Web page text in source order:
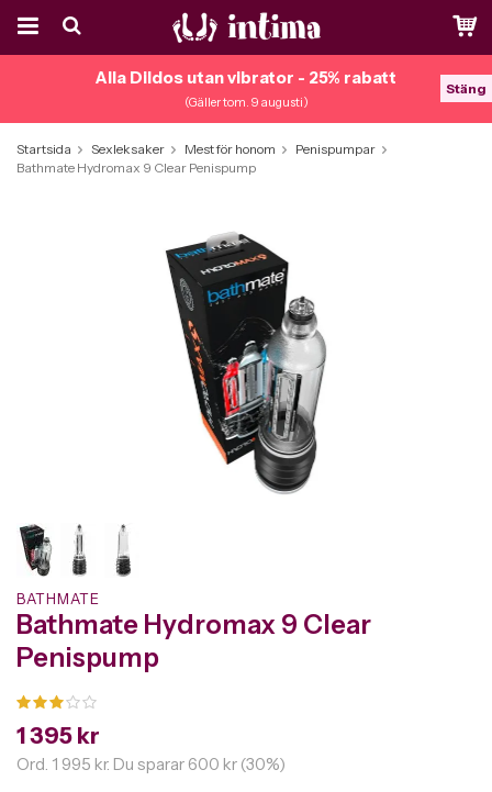
Alla Dildos utan vibrator - 25% rabatt
(Gäller tom. 9 augusti)
Stäng
Startsida Sexleksaker Mest för honom
Penispumpar
Bathmate Hydromax 9 Clear Penispump
BATHMATE
Bathmate Hydromax 9 Clear
Penispump
1 395 kr
Ord. 1 995 kr. Du sparar 600 kr (30%)